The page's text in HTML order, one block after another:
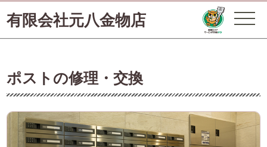
有限会社元八金物店
ポストの修理・交換